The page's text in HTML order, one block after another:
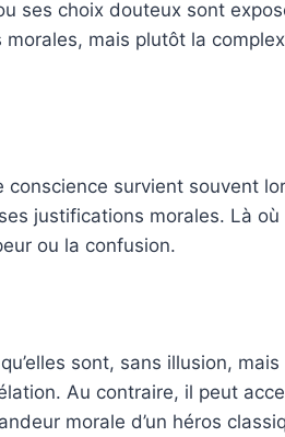
ses choix douteux sont
mais plutôt la
survient souvent
justifications morales. Là
ou la confusion.
sont, sans illusion,
Au contraire, il peut
morale d’un héros